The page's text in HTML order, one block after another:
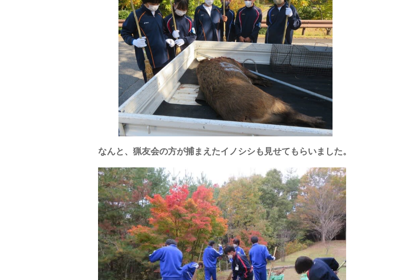
なんと、猟友会の方が捕まえたイノシシも見せてもらいました。